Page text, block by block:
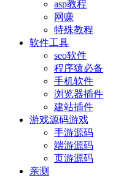
asp教程
网赚
特殊教程
软件工具
seo软件
程序猿必备
手机软件
浏览器插件
建站插件
游戏源码游戏
手游源码
端游源码
页游源码
亲测